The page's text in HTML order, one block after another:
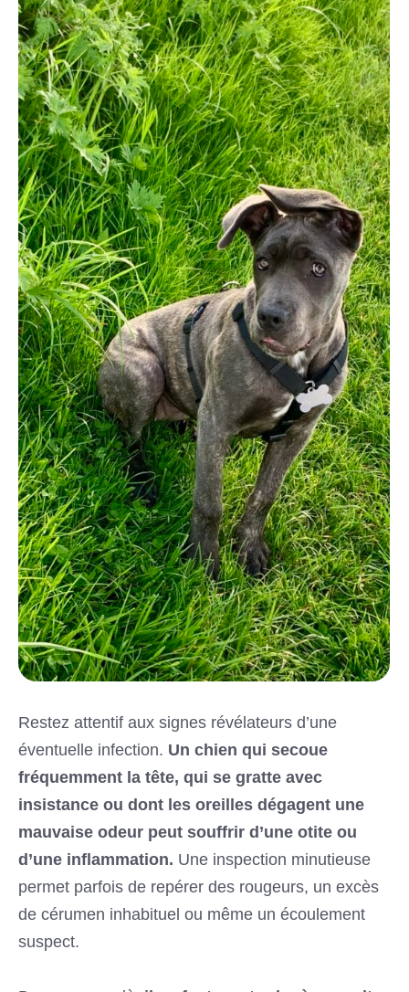
Restez attentif aux signes révélateurs d’une
éventuelle infection. Un chien qui secoue
fréquemment la tête, qui se gratte avec
insistance ou dont les oreilles dégagent une
mauvaise odeur peut souffrir d’une otite ou
d’une inflammation. Une inspection minutieuse
permet parfois de repérer des rougeurs, un excès
de cérumen inhabituel ou même un écoulement
suspect.